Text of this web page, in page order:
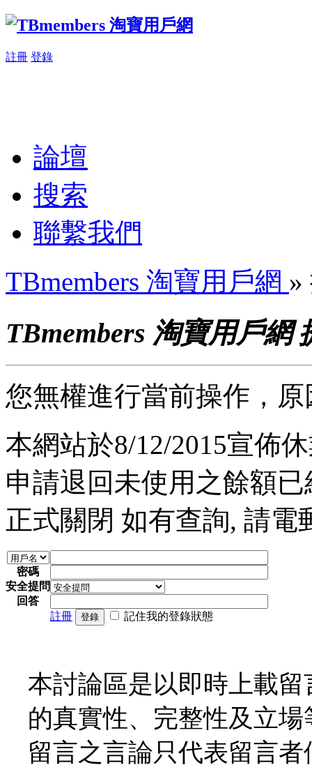
註冊 登錄
論壇
搜索
聯繫我們
TBmembers 淘寶用戶網 »
TBmembers 淘寶用戶網
您無權進行當前操作，
本網站於8/12/2015宣佈
申請退回未使用之餘額
正式關閉 如有查詢, 請電
密碼
安全提問
回答
註冊
登錄 記住我的登錄狀態
本討論區是以即時上載
的真實性、完整性及立
留言之言論只代表留言